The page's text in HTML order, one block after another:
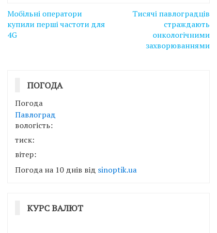
Навігація
записів
Мобільні оператори
купили перші частоти для
4G
Тисячі павлоградців
страждають
онкологічними
захворюваннями
ПОГОДА
Погода
Павлоград
вологість:
тиск:
вітер:
Погода на 10 днів від sinoptik.ua
КУРС ВАЛЮТ